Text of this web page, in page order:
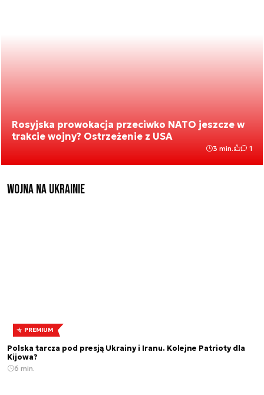
Rosyjska prowokacja przeciwko NATO jeszcze w
trakcie wojny? Ostrzeżenie z USA
3 min. 1
Wojna na Ukrainie
PREMIUM
Polska tarcza pod presją Ukrainy i Iranu. Kolejne Patrioty dla
Kijowa?
6 min.